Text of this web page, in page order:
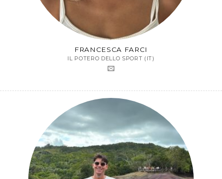
FRANCESCA FARCI
IL POTERO DELLO SPORT (IT)